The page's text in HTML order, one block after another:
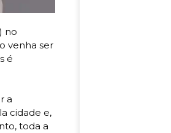
no
venha ser
é
a
cidade e,
toda a